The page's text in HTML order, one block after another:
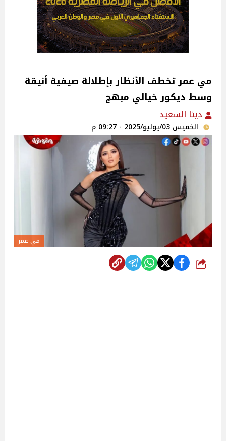
مي عمر تخطف الأنظار بإطلالة صيفية أنيقة
وسط ديكور خيالي مبهج
دينا السعيد
الخميس 03/يوليو/2025 - 09:27 م
مي عمر
شارك